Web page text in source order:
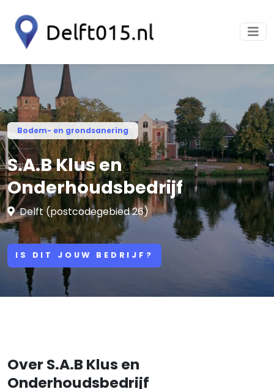
Bodem- en grondsanering
S.A.B Klus en
Onderhoudsbedrijf
Delft (postcodegebied 26)
IS DIT JOUW BEDRIJF?
Over S.A.B Klus en
Onderhoudsbedrijf